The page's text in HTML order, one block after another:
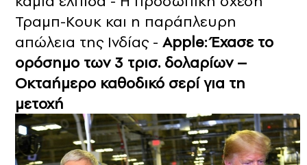
Τραμπ-Κουκ και η παράπλευρη
απώλεια της Ινδίας - Apple: Έχασε το
ορόσημο των 3 τρισ. δολαρίων –
Οκταήμερο καθοδικό σερί για τη
μετοχή